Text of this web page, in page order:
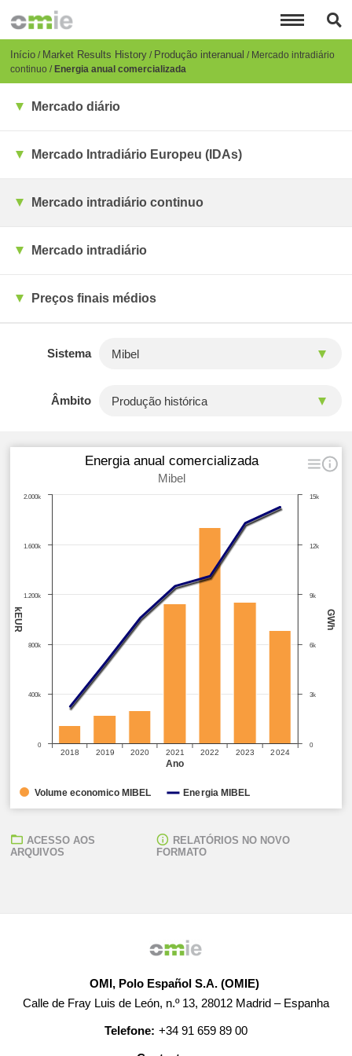
para
conteúdo
principal
Breadcrumb
Início Market Results History Produção interanual
Mercado intradiário
continuo Energia anual comercializada
Mercado diário
Mercado Intradiário Europeu (IDAs)
Mercado intradiário continuo
Mercado intradiário
Preços finais médios
Sistema
Âmbito
Ano
GWh
kEUR
Energia anual comercializada
Mibel
2018 2019 2020 2021 2022 2023 2024
0
3k
6k
9k
12k
15k
0
400k
800k
1.200k
1.600k
2.000k
Volume economico MIBEL Energia MIBEL
ACESSO AOS
ARQUIVOS
RELATÓRIOS NO NOVO
FORMATO
OMI, Polo Español S.A. (OMIE)
Calle de Fray Luis de León, n.º 13, 28012 Madrid – Espanha
Telefone: +34 91 659 89 00